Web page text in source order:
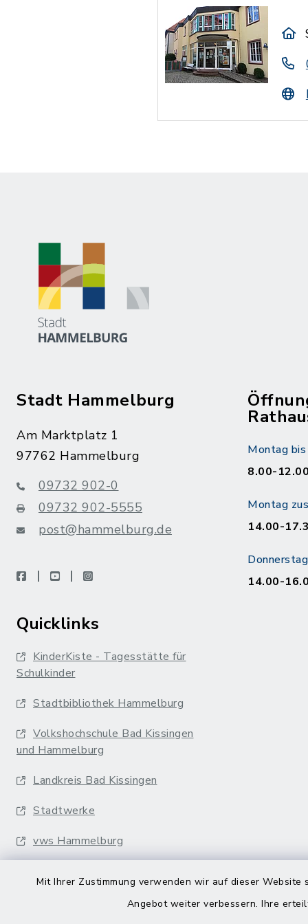
Mit Ihrer Zustimmung verwenden wir auf dieser
Angebot weiter verbessern. Ihre
Stadt Hammelburg
Am Marktplatz 1
97762 Hammelburg
09732 902-0
09732 902-5555
post@hammelburg.de
facebookyoutubeinstagram
Quicklinks
KinderKiste - Tagesstätte für
Schulkinder
Stadtbibliothek Hammelburg
Volkshochschule Bad Kissingen
und Hammelburg
Landkreis Bad Kissingen
Stadtwerke
vws Hammelburg
Montag
8.00-
Montag
14.00-
14.00-